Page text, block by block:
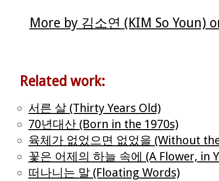
More by 김소연 (KIM So Youn)
Related work:
서른 살 (Thirty Years Old)
70년대산 (Born in the 1970s)
육체가 없었으면 없었을 (Without
꽃은 어제의 하늘 속에 (A Flower, in
떠나니는 말 (Floating Words)